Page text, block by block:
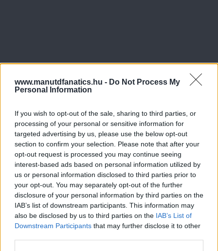
www.manutdfanatics.hu - Do Not Process My
Personal Information
If you wish to opt-out of the sale, sharing to third parties, or
processing of your personal or sensitive information for
targeted advertising by us, please use the below opt-out
section to confirm your selection. Please note that after your
opt-out request is processed you may continue seeing
interest-based ads based on personal information utilized by
us or personal information disclosed to third parties prior to
your opt-out. You may separately opt-out of the further
disclosure of your personal information by third parties on the
IAB’s list of downstream participants. This information may
also be disclosed by us to third parties on the IAB’s List of
Downstream Participants that may further disclose it to other